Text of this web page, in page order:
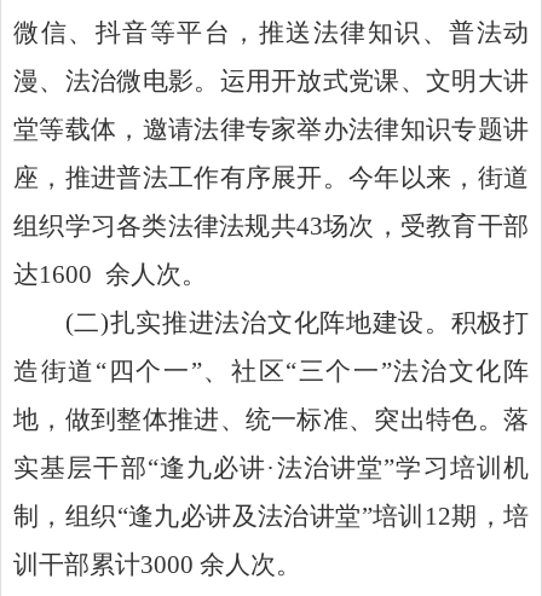
微信、抖音等平台，推送法律知识、普法动
漫、法治微电影。运用开放式党课、文明大讲
堂等载体，邀请法律专家举办法律知识专题讲
座，推进普法工作有序展开。今年以来，街道
组织学习各类法律法规共43场次，受教育干部
达1600 余人次。
(二)扎实推进法治文化阵地建设。积极打
造街道“四个一”、社区“三个一”法治文化阵
地，做到整体推进、统一标准、突出特色。落
实基层干部“逢九必讲·法治讲堂”学习培训机
制，组织“逢九必讲及法治讲堂”培训 12期，培
训干部累计3000 余人次。